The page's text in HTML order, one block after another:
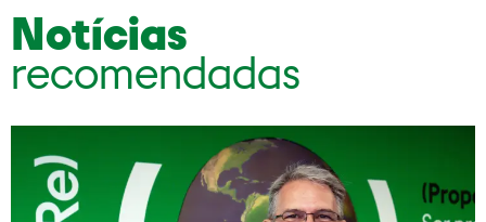
Notícias
recomendadas